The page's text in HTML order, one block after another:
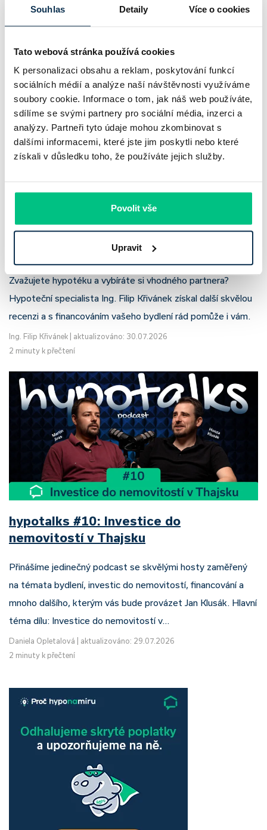
Souhlas Detaily Více o cookies
Tato webová stránka používá cookies
K personalizaci obsahu a reklam, poskytování funkcí
sociálních médií a analýze naší návštěvnosti využíváme
soubory cookie. Informace o tom, jak náš web používáte,
sdílíme se svými partnery pro sociální média, inzerci a
analýzy. Partneři tyto údaje mohou zkombinovat s
dalšími informacemi, které jste jim poskytli nebo které
získali v důsledku toho, že používáte jejich služby.
Povolit vše
Upravit
bankovního trhu. Na jedné straně jí podle zadaného rámce
klesl zisk na 8,5 miliardy korun, na druhé ale dál výrazně
Recenze - hypoteční specialista: Ing.
Filip Křivánek, klient: Tomáš B.
Zvažujete hypotéku a vybíráte si vhodného partnera?
Hypoteční specialista Ing. Filip Křivánek získal další skvělou
recenzi a s financováním vašeho bydlení rád pomůže i vám.
Ing. Filip Křivánek
aktualizováno: 30.07.2026
2 minuty k přečtení
hypotalks #10: Investice do
nemovitostí v Thajsku
Přinášíme jedinečný podcast se skvělými hosty zaměřený
na témata bydlení, investic do nemovitostí, financování a
mnoho dalšího, kterým vás bude provázet Jan Klusák. Hlavní
téma dílu: Investice do nemovitostí v…
Daniela Opletalová
aktualizováno: 29.07.2026
2 minuty k přečtení